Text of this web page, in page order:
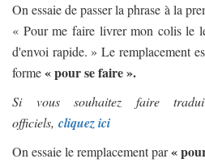
On essaie de passer la phrase à la
« Pour me faire livrer mon colis le
d'envoi rapide. » Le remplacement
forme« pour se faire ».
Si vous souhaitez faire
officiels, cliquez ici
On essaie le remplacement par«